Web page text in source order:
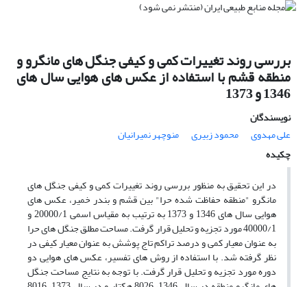
بررسی روند تغییرات کمی و کیفی جنگل های مانگرو و
منطقه قشم با استفاده از عکس های هوایی سال های
1346 و 1373
نویسندگان
علی مهدوی
محمود زبیری
منوچهر نمیرانیان
چکیده
در این تحقیق به منظور بررسی روند تغییرات کمی و کیفی جنگل های
مانگرو "منطقه حفاظت شده حرا" بین قشم و بندر خمیر، عکس های
هوایی سال های 1346 و 1373 به ترتیب به مقیاس اسمی 20000/1 و
40000/1 مورد تجزیه و تحلیل قرار گرفت. مساحت مطلق جنگل های حرا
به عنوان معیار کمی و درصد تراکم تاج پوشش به عنوان معیار کیفی در
نظر گرفته شد. با استفاده از روش های تفسیر، عکس های هوایی دو
دوره مورد تجزیه و تحلیل قرار گرفت. با توجه به نتایج مساحت جنگل